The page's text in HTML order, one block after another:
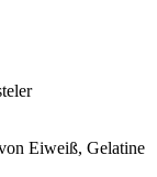
Eiweiß, Gelatine